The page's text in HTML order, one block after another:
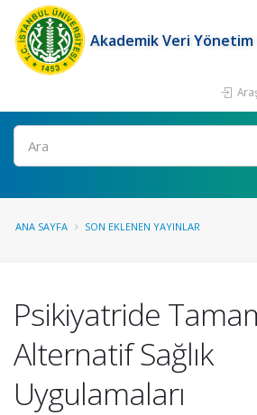
Akademik Veri Yönetim
Ara
ANA SAYFA SON EKLENEN YAYINLAR
Psikiyatride
Alternatif Sağlık
Uygulamaları